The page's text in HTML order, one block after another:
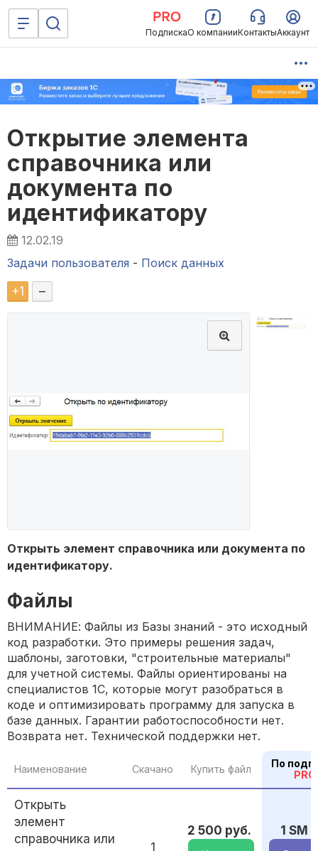
ПодпискаО компанииКонтактыАккаунт
Открытие элемента
справочника или
документа по
идентификатору
12.02.19
Задачи пользователя - Поиск данных
+1 –
Открыть элемент справочника или документа по
идентификатору.
Файлы
ВНИМАНИЕ: Файлы из Базы знаний - это исходный
код разработки. Это примеры решения задач,
шаблоны, заготовки, "строительные материалы"
для учетной системы. Файлы ориентированы на
специалистов 1С, которые могут разобраться в
коде и оптимизировать программу для запуска в
базе данных. Гарантии работоспособности нет.
Возврата нет. Технической поддержки нет.
Наименование Скачано Купить файл
По
PRO
Открыть
элемент
справочника или
1
2 500 руб.
1 SM